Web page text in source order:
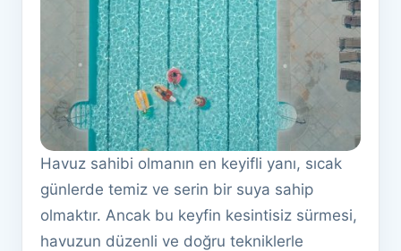
Havuz sahibi olmanın en keyifli yanı, sıcak
günlerde temiz ve serin bir suya sahip
olmaktır. Ancak bu keyfin kesintisiz sürmesi,
havuzun düzenli ve doğru tekniklerle